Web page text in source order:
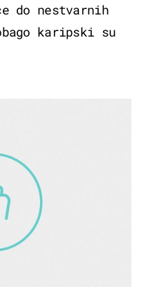
do nestvarnih
karipski su